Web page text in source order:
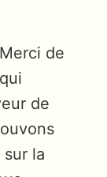
de
de
la